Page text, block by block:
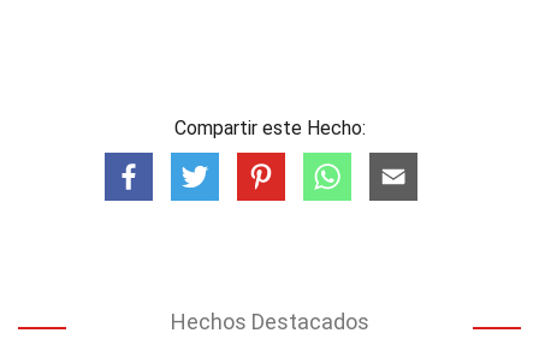
Compartir este Hecho:
Hechos Destacados